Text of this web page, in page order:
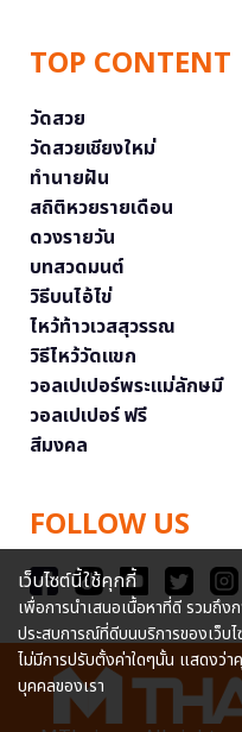
TOP CONTENT
วัดสวย
วัดสวยเชียงใหม่
ทำนายฝัน
สถิติหวยรายเดือน
ดวงรายวัน
บทสวดมนต์
วิธีบนไอ้ไข่
ไหว้ท้าวเวสสุวรรณ
วิธีไหว้วัดแขก
วอลเปเปอร์พระแม่ลักษมี
วอลเปเปอร์ ฟรี
สีมงคล
FOLLOW US
เว็บไซต์นี้ใช้คุกกี้
เพื่อการนำเสนอเนื้อหาที่ดี รวมถึ
ประสบการณ์ที่ดีบนบริการของเว็บ
ไม่มีการปรับตั้งค่าใดๆนั้น แสดงว่
บุคคลของเรา